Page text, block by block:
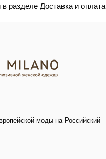
разделе Доставка и оплата
моды на Российский